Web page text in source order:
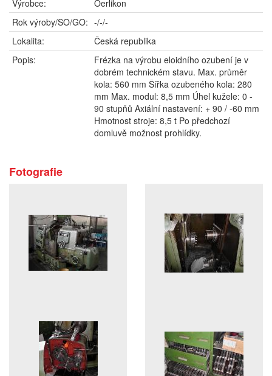
Výrobce:
Oerlikon
Rok výroby/SO/GO: -/-/-
Lokalita:
Česká republika
Popis:
Frézka na výrobu eloidního ozubení je v
dobrém technickém stavu. Max. průměr
kola: 560 mm Šířka ozubeného kola: 280
mm Max. modul: 8,5 mm Úhel kužele: 0 -
90 stupňů Axiální nastavení: + 90 / -60 mm
Hmotnost stroje: 8,5 t Po předchozí
domluvě možnost prohlídky.
Fotografie